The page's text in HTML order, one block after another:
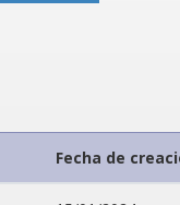
Fecha de